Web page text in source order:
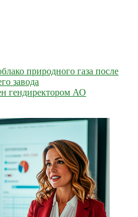
природного газа после
завода
гендиректором АО